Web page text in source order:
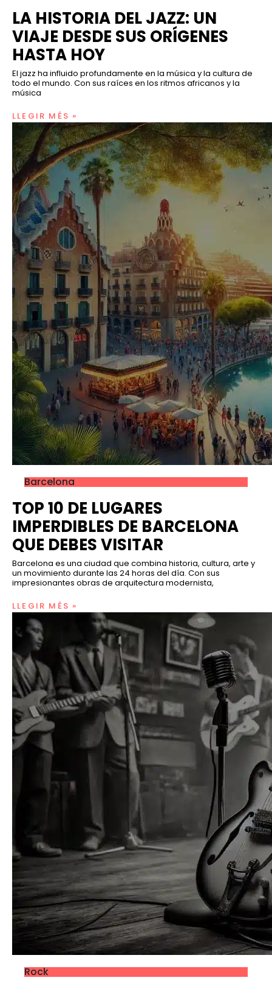
LA HISTORIA DEL JAZZ: UN
VIAJE DESDE SUS ORÍGENES
HASTA HOY
El jazz ha influido profundamente en la música y la cultura de
todo el mundo. Con sus raíces en los ritmos africanos y la
música
LLEGIR MÉS »
Barcelona
TOP 10 DE LUGARES
IMPERDIBLES DE BARCELONA
QUE DEBES VISITAR
Barcelona es una ciudad que combina historia, cultura, arte y
un movimiento durante las 24 horas del día. Con sus
impresionantes obras de arquitectura modernista,
LLEGIR MÉS »
Rock